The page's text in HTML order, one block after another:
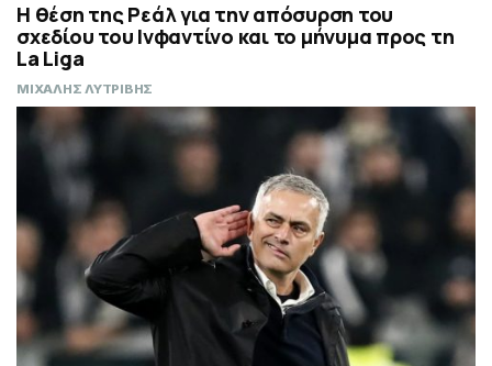
Η θέση της Ρεάλ για την απόσυρση του
σχεδίου του Ινφαντίνο και το μήνυμα προς τη
La Liga
ΜΙΧΑΛΗΣ ΛΥΤΡΙΒΗΣ